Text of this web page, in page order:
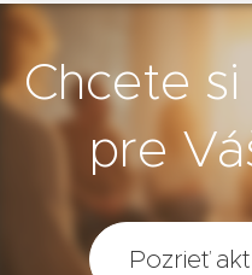
Chcete
pre
Pozrieť